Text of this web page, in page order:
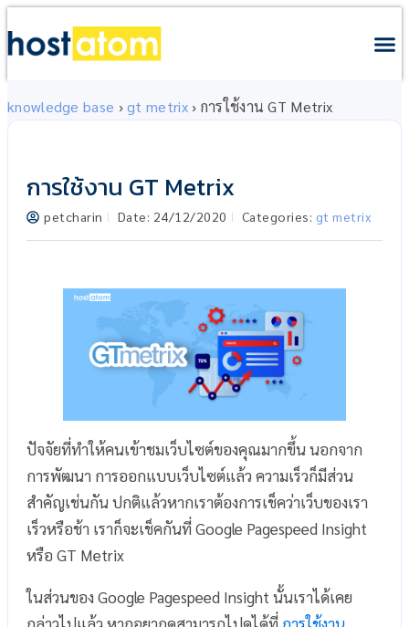
knowledge base › gt metrix › การใช้งาน GT Metrix
การใช้งาน GT Metrix
petcharin Date: 24/12/2020 Categories: gt metrix
ปัจจัยที่ทำให้คนเข้าชมเว็บไซต์ของคุณมากขึ้น นอกจาก
การพัฒนา การออกแบบเว็บไซต์แล้ว ความเร็วก็มีส่วน
สำคัญเช่นกัน ปกติแล้วหากเราต้องการเช็คว่าเว็บของเรา
เร็วหรือช้า เราก็จะเช็คกันที่ Google Pagespeed Insight
หรือ GT Metrix
ในส่วนของ Google Pagespeed Insight นั้นเราได้เคย